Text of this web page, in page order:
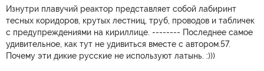
Изнутри плавучий реактор представляет собой лабиринт
тесных коридоров, крутых лестниц, труб, проводов и табличек
с предупреждениями на кириллице. -------- Последнее самое
удивительное, как тут не удивиться вместе с автором.57.
Почему эти дикие русские не используют латынь. :)))